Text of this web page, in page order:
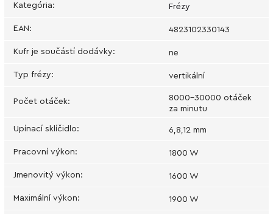
Kategória: Frézy
EAN: 4823102330143
Kufr je součástí dodávky: ne
Typ frézy: vertikální
Počet otáček:
8000-30000 otáček
za minutu
Upínací sklíčidlo: 6,8,12 mm
Pracovní výkon: 1800 W
Jmenovitý výkon: 1600 W
Maximální výkon: 1900 W